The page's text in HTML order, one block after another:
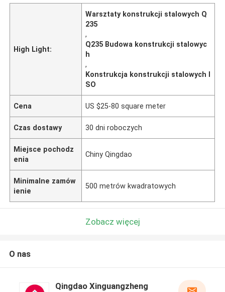
High Light:
Warsztaty konstrukcji stalowych Q
235
,
Q235 Budowa konstrukcji stalowyc
h
,
Konstrukcja konstrukcji stalowych I
SO
Cena US $25-80 square meter
Czas dostawy 30 dni roboczych
Miejsce pochodz
enia
Chiny Qingdao
Minimalne zamów
ienie
500 metrów kwadratowych
Zobacz więcej
O nas
Qingdao Xinguangzheng